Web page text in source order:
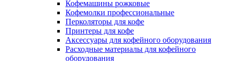
Кофемашины рожковые
Кофемолки профессиональные
Перколяторы для кофе
Принтеры для кофе
Аксессуары для кофейного оборудования
Расходные материалы для кофейного
оборудования